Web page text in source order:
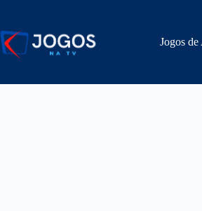
o
conteúdo
Jogos